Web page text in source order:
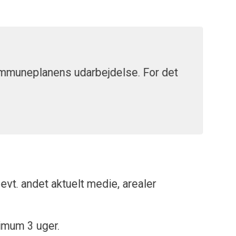
udarbejdelse. For det
andet aktuelt medie, arealer
3 uger.